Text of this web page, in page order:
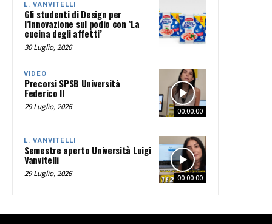
L. VANVITELLI
Gli studenti di Design per
l’Innovazione sul podio con ‘La
cucina degli affetti’
30 Luglio, 2026
00:00:00
VIDEO
Precorsi SPSB Università
Federico II
29 Luglio, 2026
00:00:00
L. VANVITELLI
Semestre aperto Università Luigi
Vanvitelli
29 Luglio, 2026